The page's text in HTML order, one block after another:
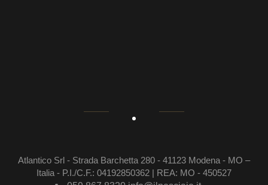
Atlantico Srl - Strada Barchetta 280 - 41123 Modena - MO –
Italia - P.I./C.F.: 04192850362 | REA: MO - 450527